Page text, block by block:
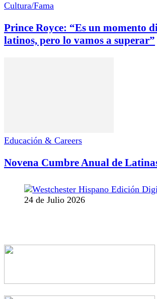
Cultura/Fama
Prince Royce: “Es un momento
latinos, pero lo vamos a superar”
Educación & Careers
Novena Cumbre Anual de
24 de Julio 2026